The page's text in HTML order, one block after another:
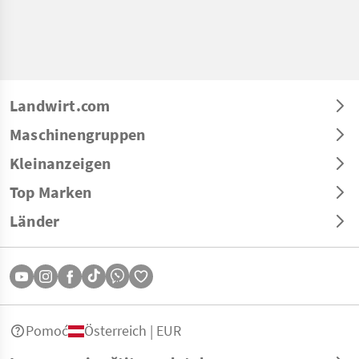
Landwirt.com
Maschinengruppen
Kleinanzeigen
Top Marken
Länder
Pomoć Österreich | EUR